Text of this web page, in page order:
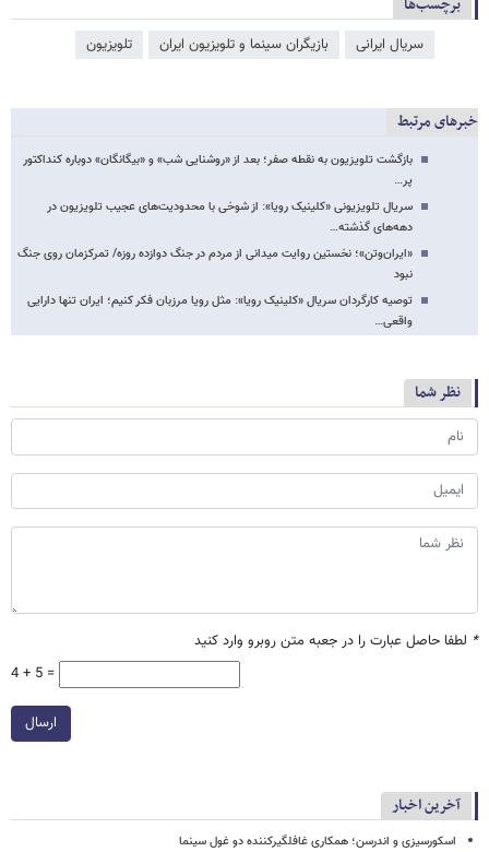
سریال ایرانی بازیگران سینما و تلویزیون ایران تلویزیون
خبرهای مرتبط
بازگشت تلویزیون به نقطه صفر؛ بعد از «روشنایی شب» و «بیگانگان» دوباره کنداکتور
پر…
سریال تلویزیونی «کلینیک رویا»: از شوخی با محدودیت‌های عجیب تلویزیون در
دهه‌های گذشته…
«ایران‌وتن»؛ نخستین روایت میدانی از مردم در جنگ دوازده روزه/ تمرکزمان روی جنگ
نبود
توصیه کارگردان سریال «کلینیک رویا»: مثل رویا مرزبان فکر کنیم؛ ایران تنها دارایی
واقعی…
نظر شما
* لطفا حاصل عبارت را در جعبه متن روبرو وارد کنید
4 + 5 =
ارسال
آخرین اخبار
اسکورسیزی و اندرسن؛ همکاری غافلگیرکننده دو غول سینما